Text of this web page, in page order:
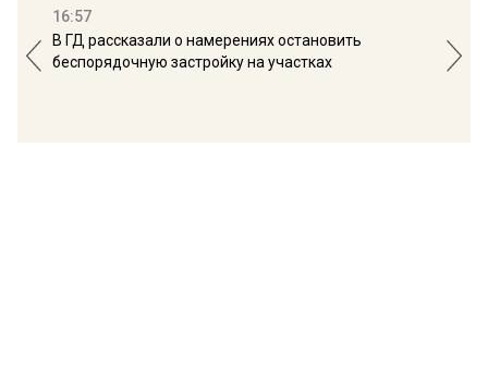
16:57
В ГД рассказали о намерениях остановить
беспорядочную застройку на участках